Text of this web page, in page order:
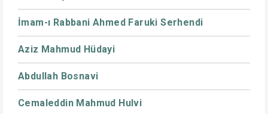
İmam-ı Rabbani Ahmed Faruki Serhendi
Aziz Mahmud Hüdayi
Abdullah Bosnavi
Cemaleddin Mahmud Hulvi